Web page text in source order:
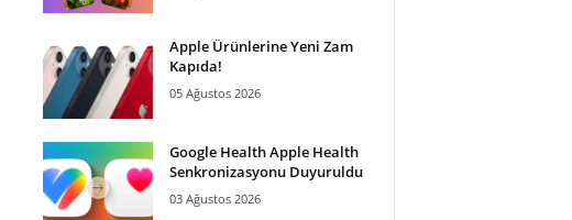
Apple Ürünlerine Yeni Zam
Kapıda!
05 Ağustos 2026
Google Health Apple Health
Senkronizasyonu Duyuruldu
03 Ağustos 2026